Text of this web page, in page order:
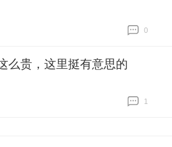
0
么贵，这里挺有意思的
1